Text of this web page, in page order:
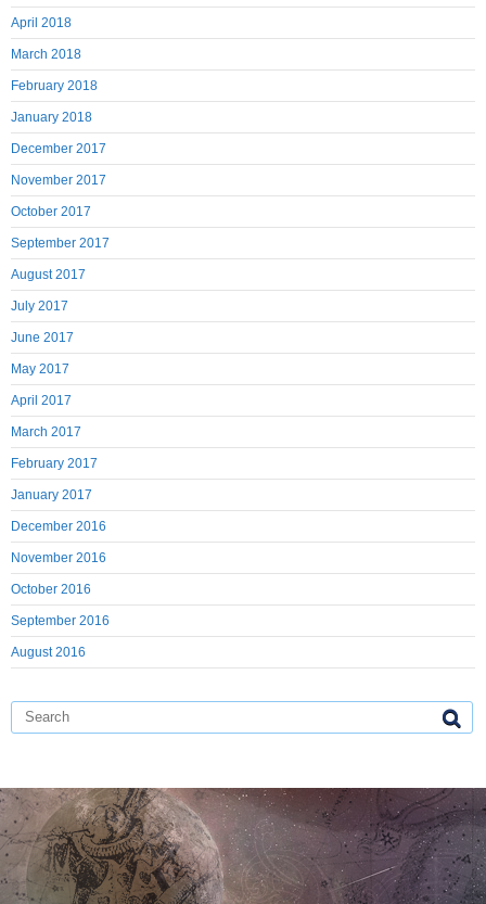
April 2018
March 2018
February 2018
January 2018
December 2017
November 2017
October 2017
September 2017
August 2017
July 2017
June 2017
May 2017
April 2017
March 2017
February 2017
January 2017
December 2016
November 2016
October 2016
September 2016
August 2016